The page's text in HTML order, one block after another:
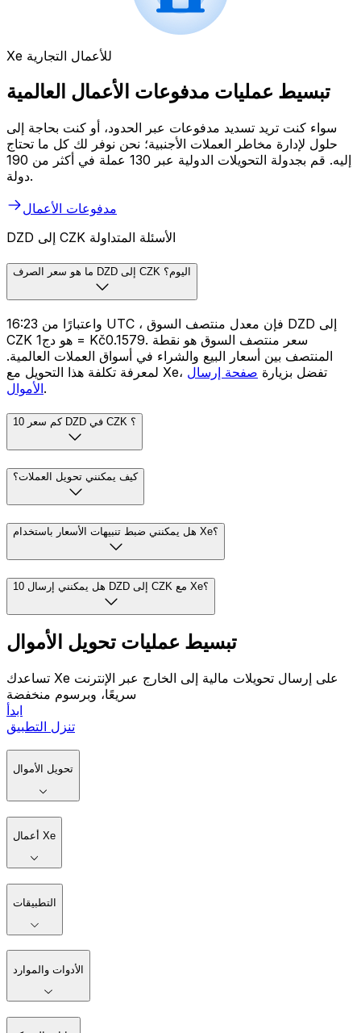
Xe للأعمال التجارية
تبسيط عمليات مدفوعات الأعمال العالمية
سواء كنت تريد تسديد مدفوعات عبر الحدود، أو كنت بحاجة إلى
حلول لإدارة مخاطر العملات الأجنبية؛ نحن نوفر لك كل ما تحتاج
إليه. قم بجدولة التحويلات الدولية عبر 130 عملة في أكثر من 190
دولة.
مدفوعات الأعمال
DZD إلى CZK الأسئلة المتداولة
ما هو سعر الصرف DZD إلى CZK اليوم؟
واعتبارًا من 16:23 UTC ، فإن معدل منتصف السوق DZD إلى
CZK هو دج1 = Kč0.1579. سعر منتصف السوق هو نقطة
المنتصف بين أسعار البيع والشراء في أسواق العملات العالمية.
لمعرفة تكلفة هذا التحويل مع Xe، تفضل بزيارة صفحة إرسال
الأموال.
كم سعر 10 DZD في CZK ؟
كيف يمكنني تحويل العملات؟
هل يمكنني ضبط تنبيهات الأسعار باستخدام Xe؟
هل يمكنني إرسال 10 DZD إلى CZK مع Xe؟
تبسيط عمليات تحويل الأموال
تساعدك Xe على إرسال تحويلات مالية إلى الخارج عبر الإنترنت
سريعًا، وبرسوم منخفضة
ابدأ
تنزل التطبيق
تحويل الأموال
أعمال Xe
التطبيقات
الأدوات والموارد